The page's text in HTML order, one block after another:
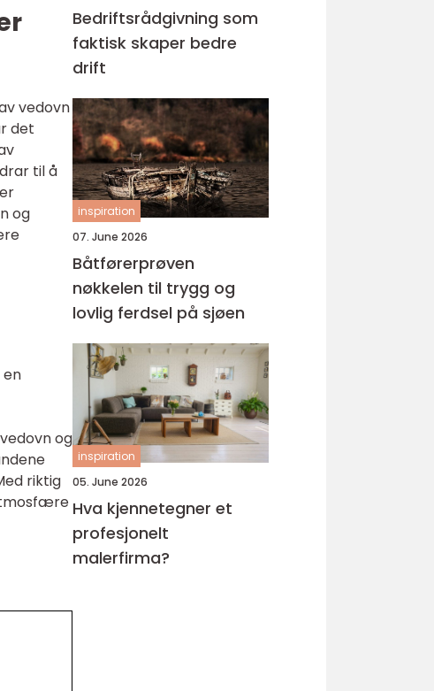
vedovn
det
til å
og
en
og
riktig
Bedriftsrådgivning som
faktisk skaper bedre
drift
inspiration
07. June 2026
Båtførerprøven
nøkkelen til trygg og
lovlig ferdsel på sjøen
inspiration
05. June 2026
Hva kjennetegner et
profesjonelt
malerfirma?